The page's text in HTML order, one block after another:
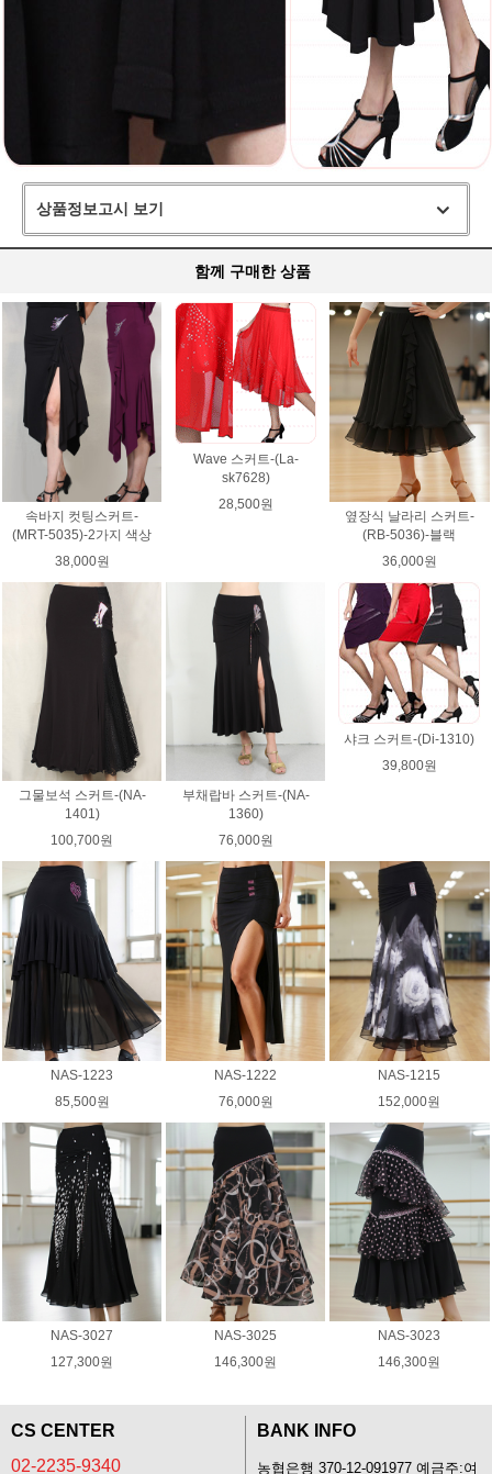
상품정보고시 보기
함께 구매한 상품
속바지 컷팅스커트-
(MRT-5035)-2가지 색상
38,000원
Wave 스커트-(La-
sk7628)
28,500원
옆장식 날라리 스커트-
(RB-5036)-블랙
36,000원
그물보석 스커트-(NA-
1401)
100,700원
부채랍바 스커트-(NA-
1360)
76,000원
샤크 스커트-(Di-1310)
39,800원
NAS-1223
85,500원
NAS-1222
76,000원
NAS-1215
152,000원
NAS-3027
127,300원
NAS-3025
146,300원
NAS-3023
146,300원
CS CENTER
02-2235-9340
BANK INFO
농협은행 370-12-091977 예금주:여